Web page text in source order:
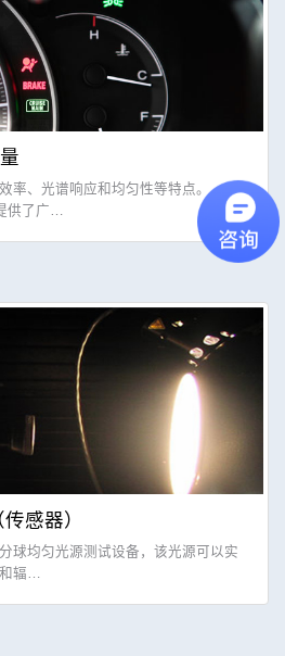
率、光谱响应和均匀性等特点。
供了广…
感器）
球均匀光源测试设备，该光源可以实
和辐…